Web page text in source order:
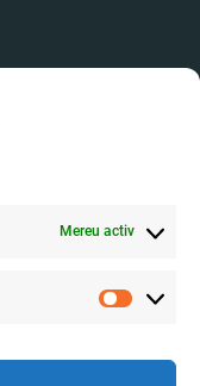
Mereu activ
Statistici